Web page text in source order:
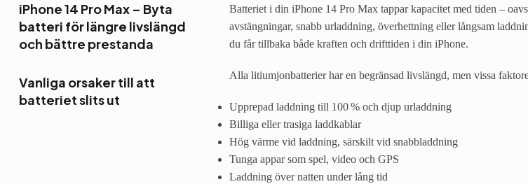
iPhone 14 Pro Max – Byta
batteri för längre livslängd
och bättre prestanda
Batteriet i din iPhone 14 Pro Max tappar kapacitet med tiden –
avstängningar, snabb urladdning, överhettning eller långsam
du får tillbaka både kraften och drifttiden i din iPhone.
Vanliga orsaker till att
batteriet slits ut
Alla litiumjonbatterier har en begränsad livslängd, men vissa
Upprepad laddning till 100 % och djup urladdning
Billiga eller trasiga laddkablar
Hög värme vid laddning, särskilt vid snabbladdning
Tunga appar som spel, video och GPS
Laddning över natten under lång tid